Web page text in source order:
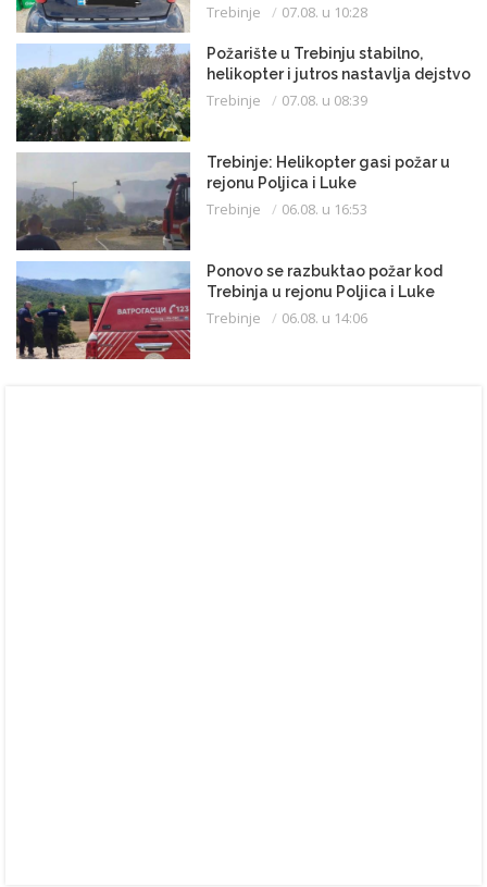
Trebinje 07.08. u 10:28
Požarište u Trebinju stabilno,
helikopter i jutros nastavlja dejstvo
Trebinje 07.08. u 08:39
Trebinje: Helikopter gasi požar u
rejonu Poljica i Luke
Trebinje 06.08. u 16:53
Ponovo se razbuktao požar kod
Trebinja u rejonu Poljica i Luke
Trebinje 06.08. u 14:06